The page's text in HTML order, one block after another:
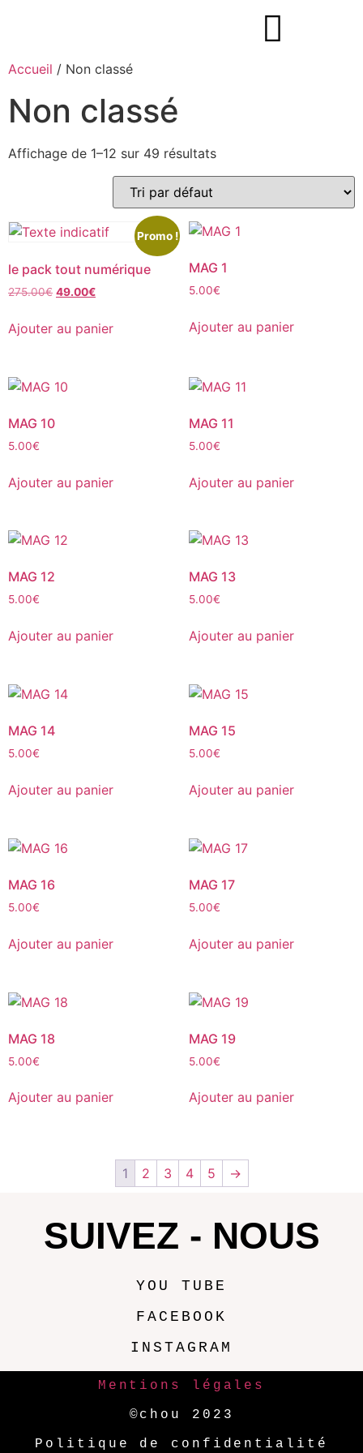
Accueil / Non classé
Non classé
Affichage de 1–12 sur 49 résultats
Promo !
le pack tout numérique
275.00€ 49.00€
Ajouter au panier
MAG 1
5.00€
Ajouter au panier
MAG 10
5.00€
Ajouter au panier
MAG 11
5.00€
Ajouter au panier
MAG 12
5.00€
Ajouter au panier
MAG 13
5.00€
Ajouter au panier
MAG 14
5.00€
Ajouter au panier
MAG 15
5.00€
Ajouter au panier
MAG 16
5.00€
Ajouter au panier
MAG 17
5.00€
Ajouter au panier
MAG 18
5.00€
Ajouter au panier
MAG 19
5.00€
Ajouter au panier
1 2 3 4 5 →
SUIVEZ - NOUS
YOU TUBE
FACEBOOK
INSTAGRAM
Mentions légales
©chou 2023
Politique de confidentialité